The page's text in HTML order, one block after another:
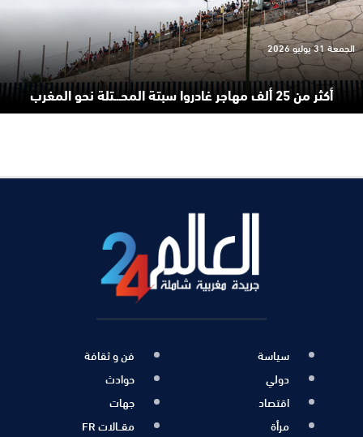
أكثر من 25 ألف مهاجر غادروا سبتة المحـ.ـتلة نحو المغرب
الجمعة 31 يوليو 2026
سياسة
دولي
اقتصاد
مرأة
فن و ثقافة
حوادث
جهات
مقــالات FR